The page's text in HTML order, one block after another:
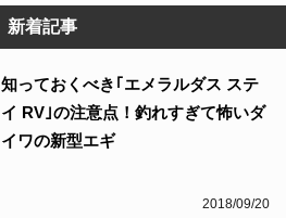
新着記事
2018/09/20
知っておくべき｢エメラルダス ステ
イ RV｣の注意点！釣れすぎて怖いダ
イワの新型エギ